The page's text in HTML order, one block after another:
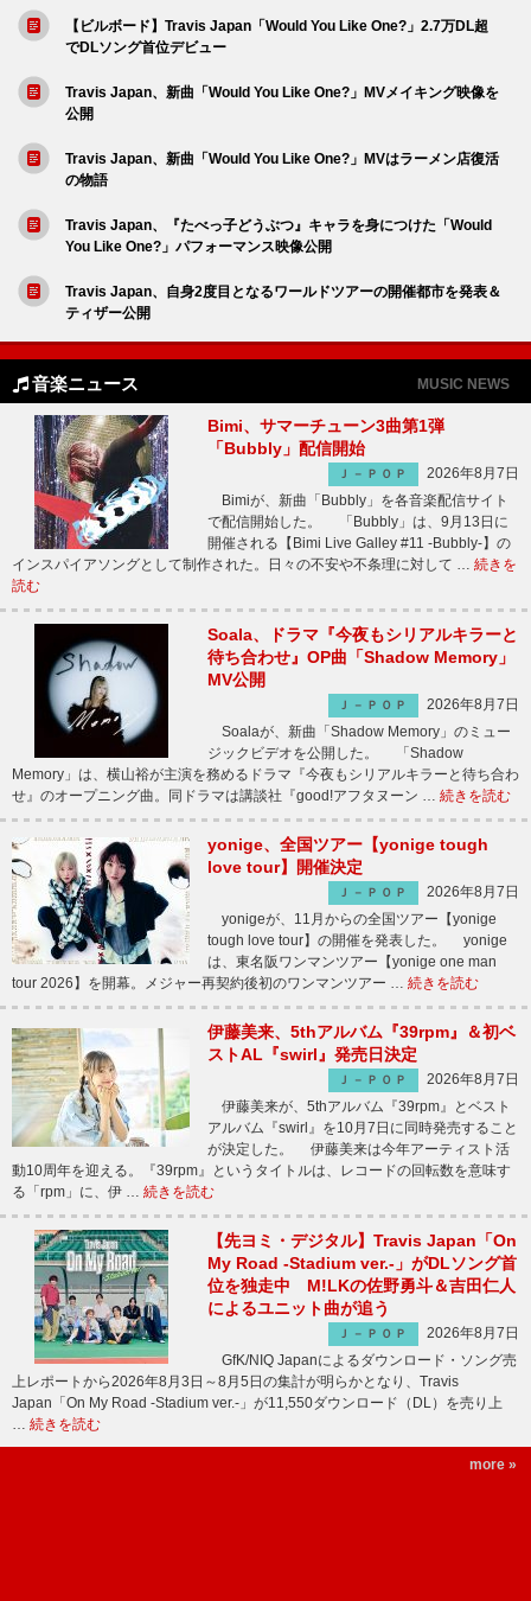
【ビルボード】Travis Japan「Would You Like One?」2.7万DL超
でDLソング首位デビュー
Travis Japan、新曲「Would You Like One?」MVメイキング映像を
公開
Travis Japan、新曲「Would You Like One?」MVはラーメン店復活
の物語
Travis Japan、『たべっ子どうぶつ』キャラを身につけた「Would
You Like One?」パフォーマンス映像公開
Travis Japan、自身2度目となるワールドツアーの開催都市を発表＆
ティザー公開
音楽ニュース MUSIC NEWS
Bimi、サマーチューン3曲第1弾
「Bubbly」配信開始
Ｊ－ＰＯＰ
2026年8月7日
Bimiが、新曲「Bubbly」を各音楽配信サイト
で配信開始した。 「Bubbly」は、9月13日に
開催される【Bimi Live Galley #11 -Bubbly-】の
インスパイアソングとして制作された。日々の不安や不条理に対して … 続きを
読む
Soala、ドラマ『今夜もシリアルキラーと
待ち合わせ』OP曲「Shadow Memory」
MV公開
Ｊ－ＰＯＰ
2026年8月7日
Soalaが、新曲「Shadow Memory」のミュー
ジックビデオを公開した。 「Shadow
Memory」は、横山裕が主演を務めるドラマ『今夜もシリアルキラーと待ち合わ
せ』のオープニング曲。同ドラマは講談社『good!アフタヌーン … 続きを読む
yonige、全国ツアー【yonige tough
love tour】開催決定
Ｊ－ＰＯＰ
2026年8月7日
yonigeが、11月からの全国ツアー【yonige
tough love tour】の開催を発表した。 yonige
は、東名阪ワンマンツアー【yonige one man
tour 2026】を開幕。メジャー再契約後初のワンマンツアー … 続きを読む
伊藤美来、5thアルバム『39rpm』＆初ベ
ストAL『swirl』発売日決定
Ｊ－ＰＯＰ
2026年8月7日
伊藤美来が、5thアルバム『39rpm』とベスト
アルバム『swirl』を10月7日に同時発売すること
が決定した。 伊藤美来は今年アーティスト活
動10周年を迎える。『39rpm』というタイトルは、レコードの回転数を意味す
る「rpm」に、伊 … 続きを読む
【先ヨミ・デジタル】Travis Japan「On
My Road -Stadium ver.-」がDLソング首
位を独走中 M!LKの佐野勇斗＆吉田仁人
によるユニット曲が追う
Ｊ－ＰＯＰ
2026年8月7日
GfK/NIQ Japanによるダウンロード・ソング売
上レポートから2026年8月3日～8月5日の集計が明らかとなり、Travis
Japan「On My Road -Stadium ver.-」が11,550ダウンロード（DL）を売り上
… 続きを読む
more »